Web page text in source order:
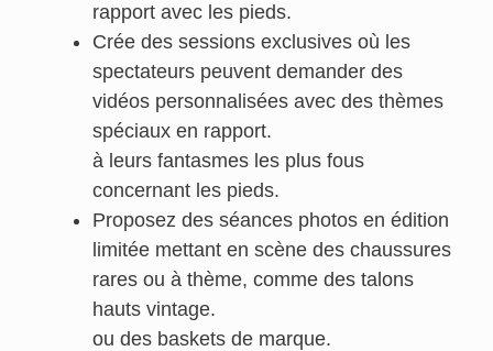
rapport avec les pieds.
Crée des sessions exclusives où les
spectateurs peuvent demander des
vidéos personnalisées avec des thèmes
spéciaux en rapport.
à leurs fantasmes les plus fous
concernant les pieds.
Proposez des séances photos en édition
limitée mettant en scène des chaussures
rares ou à thème, comme des talons
hauts vintage.
ou des baskets de marque.